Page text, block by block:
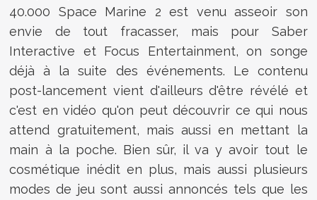
40.000 Space Marine 2 est venu asseoir son
envie de tout fracasser, mais pour Saber
Interactive et Focus Entertainment, on songe
déjà à la suite des événements. Le contenu
post-lancement vient d'ailleurs d'être révélé et
c'est en vidéo qu'on peut découvrir ce qui nous
attend gratuitement, mais aussi en mettant la
main à la poche. Bien sûr, il va y avoir tout le
cosmétique inédit en plus, mais aussi plusieurs
modes de jeu sont aussi annoncés tels que les